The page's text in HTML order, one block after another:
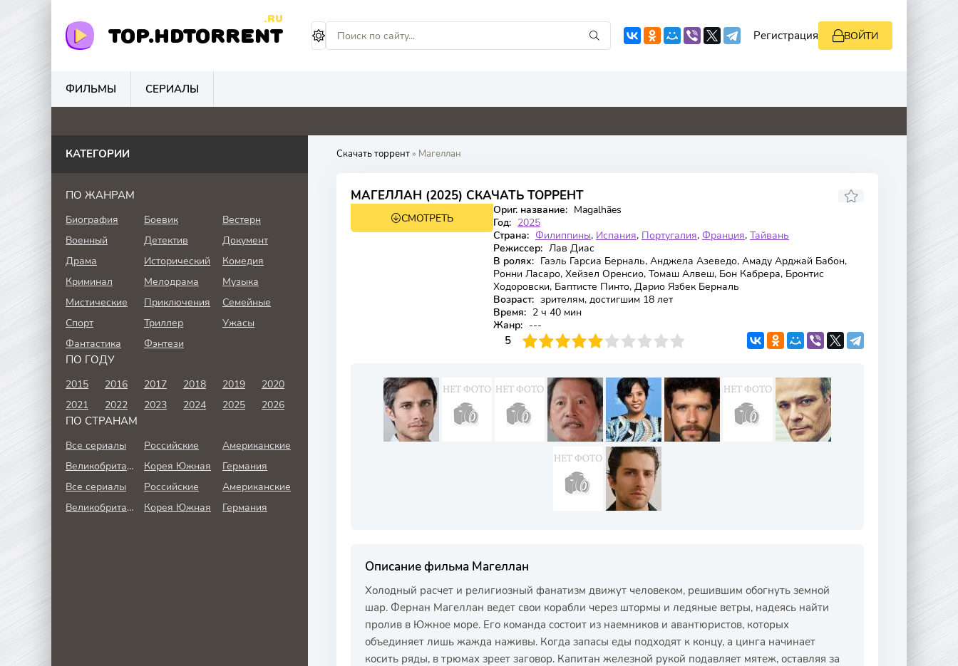
TOP.HDTORRENT
.RU
Регистрация ВОЙТИ
ФИЛЬМЫ СЕРИАЛЫ
0 0 4.1 0 4.8 0 0 0 0 4.8 8.8
Скачать торрент» Магеллан
МАГЕЛЛАН (2025) СКАЧАТЬ ТОРРЕНТ
6.6
СМОТРЕТЬ
Ориг. название: Magalhães
Год: 2025
Страна: Филиппины, Испания, Португалия, Франция, Тайвань
Режиссер: Лав Диас
В ролях: Гаэль Гарсиа Берналь, Анджела Азеведо, Амаду Арджай Бабон,
Ронни Ласаро, Хейзел Оренсио, Томаш Алвеш, Бон Кабрера, Бронтис
Ходоровски, Баптисте Пинто, Дарио Язбек Берналь
Возраст: зрителям, достигшим 18 лет
Время: 2 ч 40 мин
Жанр: ---
5
4 6 7 8 9 10
Описание фильма Магеллан
Холодный расчет и религиозный фанатизм движут человеком, решившим обогнуть земной
шар. Фернан Магеллан ведет свои корабли через штормы и ледяные ветры, надеясь найти
пролив в Южное море. Его команда состоит из наемников и авантюристов, которых
объединяет лишь жажда наживы. Когда запасы еды подходят к концу, а цинга начинает
косить ряды, в трюмах зреет заговор. Капитан железной рукой подавляет мятеж, оставляя за
КАТЕГОРИИ
ПО ЖАНРАМ
Биография Боевик
Вестерн
Военный
Детектив
Документ
Драма
Исторический
Комедия
Криминал
Мелодрама
Музыка
Мистические
Приключения
Семейные
Спорт
Триллер
Ужасы
Фантастика
Фэнтези
ПО ГОДУ
2015 2016 2017 2018 2019
2020
2021
2022 2023 2024 2025 2026
ПО СТРАНАМ
Все сериалы Российские
Американские
Великобритания
Корея Южная
Германия
Все сериалы
Российские
Американские
Великобритания
Корея Южная Германия